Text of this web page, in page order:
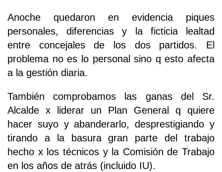
Anoche quedaron en evidencia piques
personales, diferencias y la ficticia lealtad
entre concejales de los dos partidos. El
problema no es lo personal sino q esto afecta
a la gestión diaria.
También comprobamos las ganas del Sr.
Alcalde x liderar un Plan General q quiere
hacer suyo y abanderarlo, desprestigiando y
tirando a la basura gran parte del trabajo
hecho x los técnicos y la Comisión de Trabajo
en los años de atrás (incluido IU).